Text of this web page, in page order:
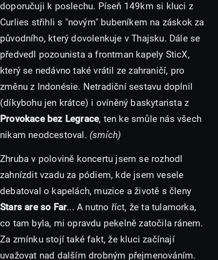
doporučuji k poslechu. Píseň 149km si kluci z
Curlies střihli s "novým" bubeníkem na záskok za
původního, který dovolenkuje v Thajsku. Dále se
předvedl pozounista a frontman kapely SticX,
který se nedávno také vrátil ze zahraničí, pro
změnu z Indonésie. Netradiční sestavu doplnil
(díkybohu jen krátce) i ovíněný baskytarista z
Provokace bez Legrace, ten ke smůle nás všech
nikam neodcestoval. (smích)
Zhruba v polovině koncertu jsem se rozhodl
zahnízdit vzadu za pódiem, kde jsem vesele
debatoval o kapelách, muzice a životě s členy
Stars are so Far... A nutno říct, že ta tulamorka,
co tam byla, mi opravdu pekelně zatočila ránem.
Za zmínku stojí také fakt, že kluci začínají
uvažovat nad dalším drobným přejmenováním.